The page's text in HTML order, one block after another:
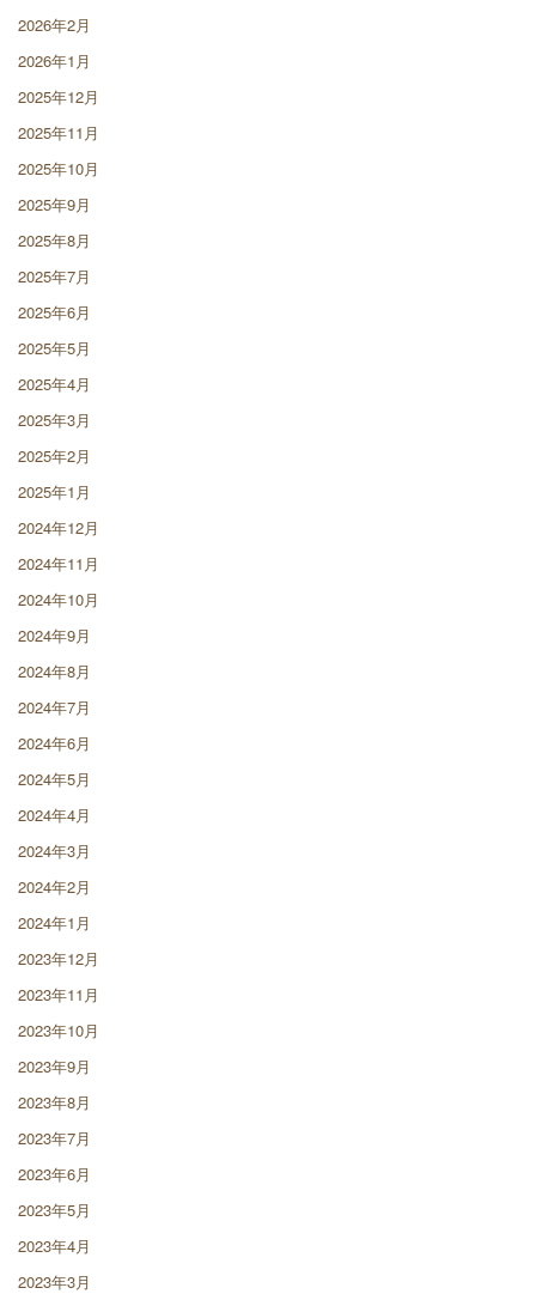
2026年2月
2026年1月
2025年12月
2025年11月
2025年10月
2025年9月
2025年8月
2025年7月
2025年6月
2025年5月
2025年4月
2025年3月
2025年2月
2025年1月
2024年12月
2024年11月
2024年10月
2024年9月
2024年8月
2024年7月
2024年6月
2024年5月
2024年4月
2024年3月
2024年2月
2024年1月
2023年12月
2023年11月
2023年10月
2023年9月
2023年8月
2023年7月
2023年6月
2023年5月
2023年4月
2023年3月